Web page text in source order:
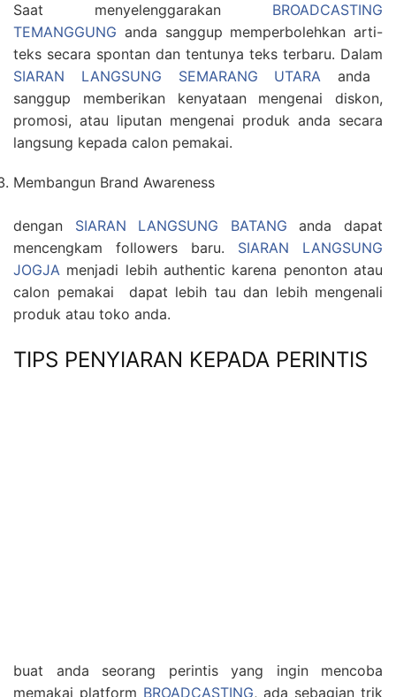
Saat menyelenggarakan BROADCASTING
TEMANGGUNG anda sanggup memperbolehkan arti-
teks secara spontan dan tentunya teks terbaru. Dalam
SIARAN LANGSUNG SEMARANG UTARA anda
sanggup memberikan kenyataan mengenai diskon,
promosi, atau liputan mengenai produk anda secara
langsung kepada calon pemakai.
Membangun Brand Awareness
dengan SIARAN LANGSUNG BATANG anda dapat
mencengkam followers baru. SIARAN LANGSUNG
JOGJA menjadi lebih authentic karena penonton atau
calon pemakai dapat lebih tau dan lebih mengenali
produk atau toko anda.
TIPS PENYIARAN KEPADA PERINTIS
buat anda seorang perintis yang ingin mencoba
memakai platform BROADCASTING, ada sebagian trik